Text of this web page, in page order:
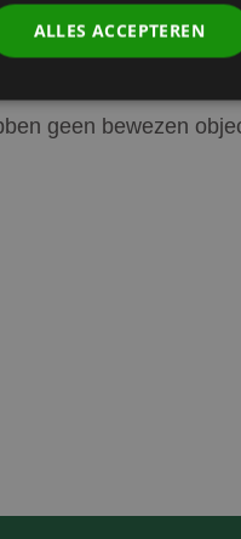
niet worden
geen bewezen
ALLES ACCEPTEREN